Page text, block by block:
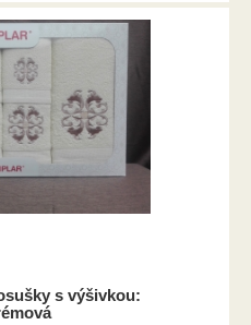
s výšivkou: